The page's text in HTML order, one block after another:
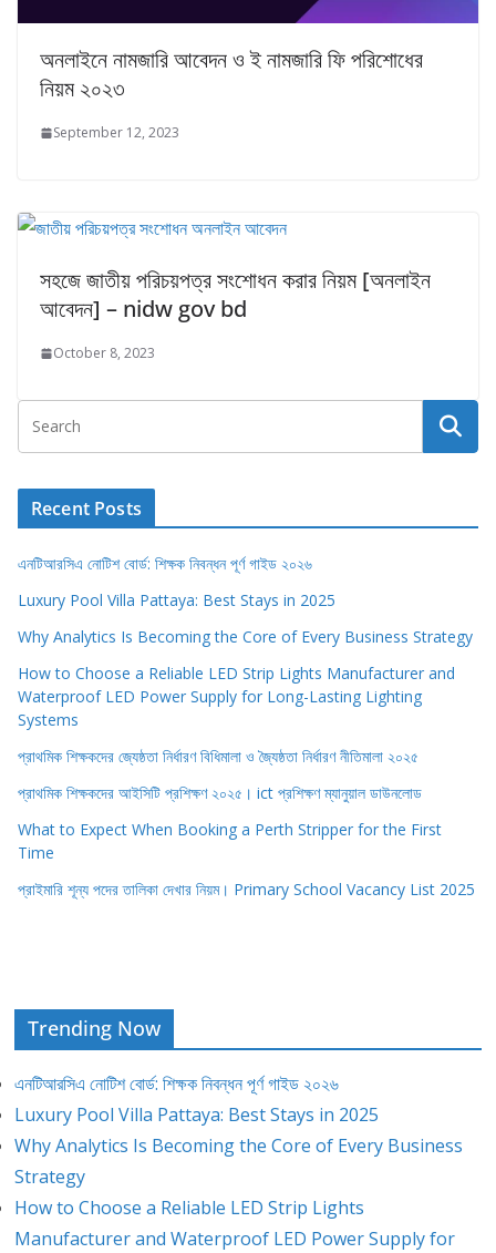
অনলাইনে নামজারি আবেদন ও ই নামজারি ফি পরিশোধের
নিয়ম ২০২৩
September 12, 2023
সহজে জাতীয় পরিচয়পত্র সংশোধন করার নিয়ম [অনলাইন
আবেদন] – nidw gov bd
October 8, 2023
Recent Posts
এনটিআরসিএ নোটিশ বোর্ড: শিক্ষক নিবন্ধন পূর্ণ গাইড ২০২৬
Luxury Pool Villa Pattaya: Best Stays in 2025
Why Analytics Is Becoming the Core of Every Business Strategy
How to Choose a Reliable LED Strip Lights Manufacturer and
Waterproof LED Power Supply for Long-Lasting Lighting
Systems
প্রাথমিক শিক্ষকদের জ্যেষ্ঠতা নির্ধারণ বিধিমালা ও জ্যৈষ্ঠতা নির্ধারণ নীতিমালা ২০২৫
প্রাথমিক শিক্ষকদের আইসিটি প্রশিক্ষণ ২০২৫। ict প্রশিক্ষণ ম্যানুয়াল ডাউনলোড
What to Expect When Booking a Perth Stripper for the First
Time
প্রাইমারি শূন্য পদের তালিকা দেখার নিয়ম। Primary School Vacancy List 2025
Trending Now
এনটিআরসিএ নোটিশ বোর্ড: শিক্ষক নিবন্ধন পূর্ণ গাইড ২০২৬
Luxury Pool Villa Pattaya: Best Stays in 2025
Why Analytics Is Becoming the Core of Every Business
Strategy
How to Choose a Reliable LED Strip Lights
Manufacturer and Waterproof LED Power Supply for